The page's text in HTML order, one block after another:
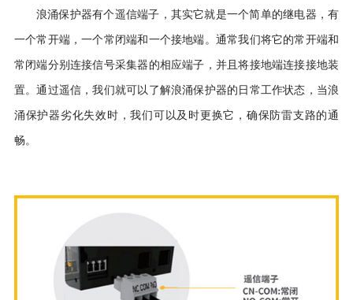
浪涌保护器有个遥信端子，其实它就是一个简单的继电器，有
一个常开端，一个常闭端和一个接地端。通常我们将它的常开端和
常闭端分别连接信号采集器的相应端子，并且将接地端连接接地装
置。通过遥信，我们就可以了解浪涌保护器的日常工作状态，当浪
涌保护器劣化失效时，我们可以及时更换它，确保防雷支路的通
畅。